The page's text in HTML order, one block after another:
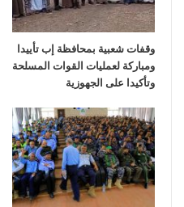
وقفات شعبية بمحافظة إب تأييدا
ومباركة لعمليات القوات المسلحة
وتأكيدا على الجهوزية